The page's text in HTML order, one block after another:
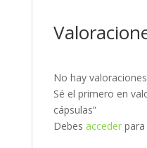
No hay
Sé el primero en
cápsulas”
Debes accederpara